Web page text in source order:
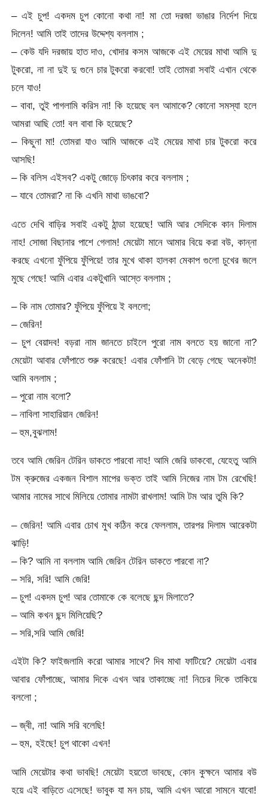
– এই চুপ! একদম চুপ কোনো কথা না! মা তো দরজা ভাঙার নির্দেশ দিয়ে
দিলেন! আমি তাই তাদের উদ্দেশ্য বললাম ;
– কেউ যদি দরজায় হাত দাও, খোদার কসম আজকে এই মেয়ের মাথা আমি দু
টুকরো, না না দুই দু গুনে চার টুকরো করবো! তাই তোমরা সবাই এখান থেকে
চলে যাও!
– বাবা, তুই পাগলামি করিস না! কি হয়েছে বল আমাকে? কোনো সমস্যা হলে
আমরা আছি তো! বল বাবা কি হয়েছে?
– কিছুনা মা! তোমরা যাও আমি আজকে এই মেয়ের মাথা চার টুকরো করে
আসছি!
– কি বলিস এইসব? একটু জোড়ে চিৎকার করে বললাম ;
– যাবে তোমরা? না কি এখনি মাথা ভাঙবো?
এতে দেখি বাড়ির সবাই একটু ঠান্ডা হয়েছে! আমি আর সেদিকে কান দিলাম
নাহ! সোজা বিছানার পাশে গেলাম! মেয়েটা মানে আমার বিয়ে করা বউ, কান্না
করছে এখনো ফুঁপিয়ে ফুঁপিয়ে! তার মুখে থাকা হালকা মেকাপ গুলো চুখের জলে
মুছে গেছে! আমি এবার একটুখানি আস্তে বললাম ;
– কি নাম তোমার? ফুঁপিয়ে ফুঁপিয়ে ই বললো;
– জেরিন!
– চুপ বেয়াদব! বড়রা নাম জানতে চাইলে পুরো নাম বলতে হয় জানো না?
মেয়েটা আবার ফোঁপাতে শুরু করেছে! এবার ফোঁপানি টা বেড়ে গেছে অনেকটা!
আমি বললাম ;
– পুরো নাম বলো?
– নাবিলা সাহারিয়ান জেরিন!
– হুম,বুঝলাম!
তবে আমি জেরিন টেরিন ডাকতে পারবো নাহ! আমি জেরি ডাকবো, যেহেতু আমি
টম ক্রুজের একজন বিশাল মাপের ভক্ত তাই আমি নিজের নাম টম রেখেছি!
আমার নামের সাথে মিলিয়ে তোমার নামটা রাখলাম! আমি টম আর তুমি কি?
– জেরিন! আমি এবার চোখ মুখ কঠিন করে ফেললাম, তারপর দিলাম আরেকটা
ঝাড়ি!
– কি? আমি না বললাম আমি জেরিন টেরিন ডাকতে পারবো না?
– সরি, সরি! আমি জেরি!
– চুপ! একদম চুপ! আর তোমাকে কে বলেছে ছন্দ মিলাতে?
– আমি কখন ছন্দ মিলিয়েছি?
– সরি,সরি আমি জেরি!
এইটা কি? ফাইজলামি করো আমার সাথে? দিব মাথা ফাটিয়ে? মেয়েটা এবার
আবার ফোঁপাচ্ছে, আমার দিকে এখন আর তাকাচ্ছে না! নিচের দিকে তাকিয়ে
বললো ;
– জ্বী, না! আমি সরি বলেছি!
– হুম, হইছে! চুপ থাকো এখন!
আমি মেয়েটার কথা ভাবছি! মেয়েটা হয়তো ভাবছে, কোন কুক্ষনে আমার বউ
হয়ে এই বাড়িতে এসেছে! ভাবুক যা মন চায়, আমি এখন আরো সামনে যাবো!